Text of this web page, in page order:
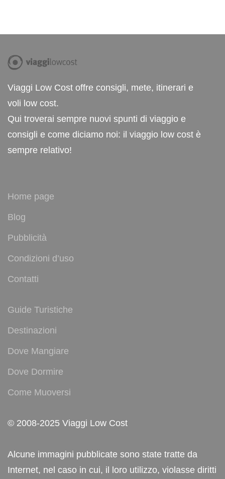
Viaggi Low Cost offre consigli, mete, itinerari e
voli low cost.
Qui troverai sempre nuovi spunti di viaggio e
consigli e come diciamo noi: il viaggio low cost è
sempre relativo!
Home page
Blog
Pubblicità
Condizioni d’uso
Contatti
Guide Turistiche
Destinazioni
Dove Mangiare
Dove Dormire
Come Muoversi
© 2008-2025 Viaggi Low Cost
Alcune immagini pubblicate sono state tratte da
Internet, nel caso in cui, il loro utilizzo, violasse diritti